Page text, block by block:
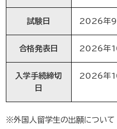
試験日 2026年9
合格発表日 2026年
入学手続締切
日
2026年
※外国人留学生の出願について